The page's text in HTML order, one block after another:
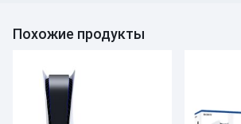
Похожие продукты